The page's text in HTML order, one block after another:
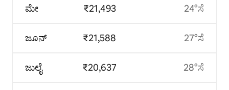
ಮೇ
ಜೂನ್
ಜುಲೈ
₹21,493
₹21,588
₹20,637
24°ಸೆ
27°ಸೆ
28°ಸೆ